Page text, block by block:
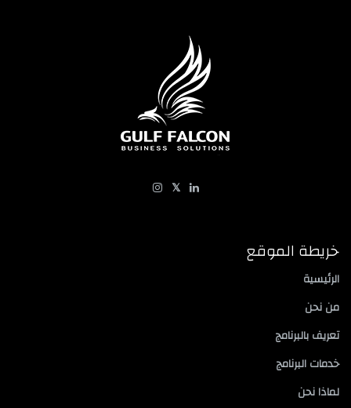
𝕏
خريطة الموقع
الرئيسية
من نحن
تعريف بالبرنامج
خدمات البرنامج
لماذا نحن